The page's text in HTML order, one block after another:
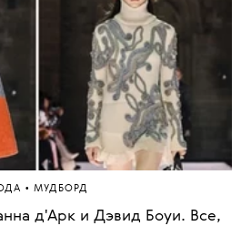
• МУДБОРД
д'Арк и Дэвид Боуи. Все,